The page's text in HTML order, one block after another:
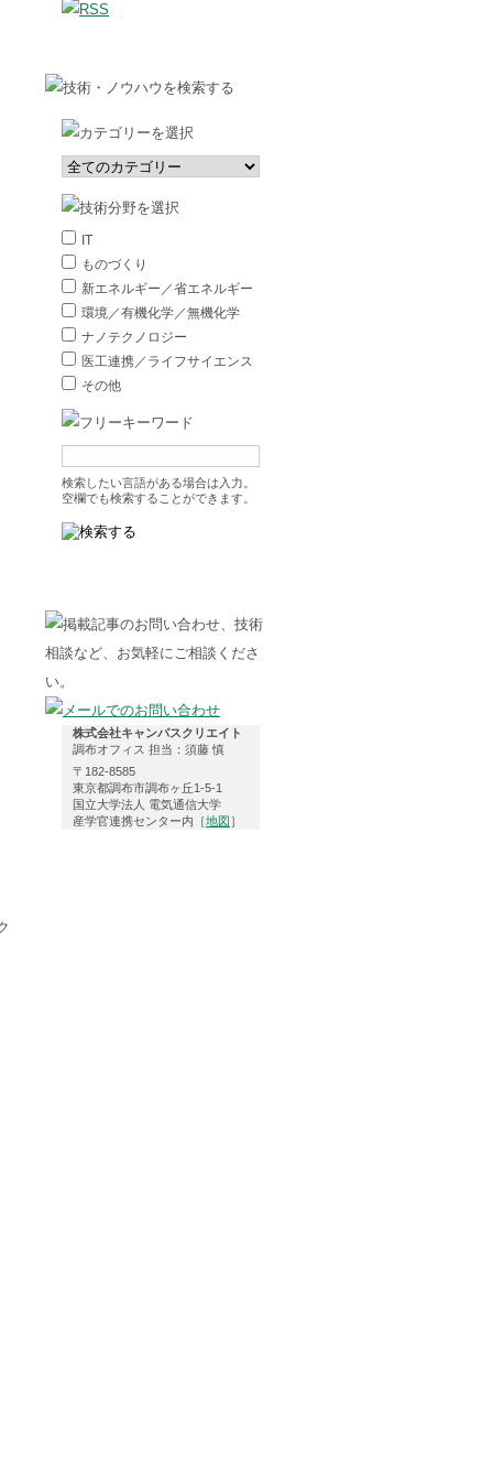
IT
ものづくり
新エネルギー／省エネルギー
環境／有機化学／無機化学
ナノテクノロジー
医工連携／ライフサイエンス
その他
検索したい言語がある場合は入力。
空欄でも検索することができます。
株式会社キャンパスクリエイト
調布オフィス 担当：須藤 慎
〒182-8585
東京都調布市調布ヶ丘1-5-1
国立大学法人 電気通信大学
産学官連携センター内［地図］